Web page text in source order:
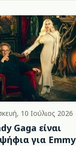
10 Ιούλιος 2026
Gaga είναι
για Emmy